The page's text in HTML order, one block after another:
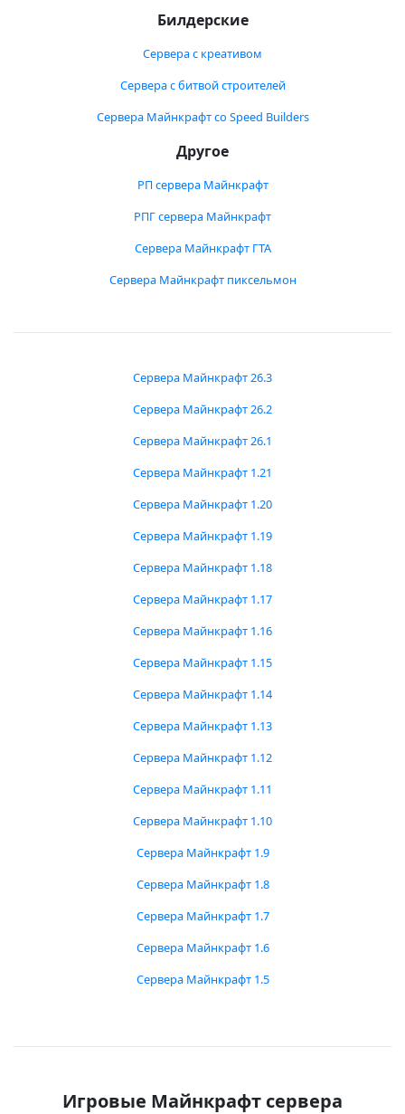
Билдерские
Сервера с креативом
Сервера с битвой строителей
Сервера Майнкрафт со Speed Builders
Другое
РП сервера Майнкрафт
РПГ сервера Майнкрафт
Сервера Майнкрафт ГТА
Сервера Майнкрафт пиксельмон
Сервера Майнкрафт 26.3
Сервера Майнкрафт 26.2
Сервера Майнкрафт 26.1
Сервера Майнкрафт 1.21
Сервера Майнкрафт 1.20
Сервера Майнкрафт 1.19
Сервера Майнкрафт 1.18
Сервера Майнкрафт 1.17
Сервера Майнкрафт 1.16
Сервера Майнкрафт 1.15
Сервера Майнкрафт 1.14
Сервера Майнкрафт 1.13
Сервера Майнкрафт 1.12
Сервера Майнкрафт 1.11
Сервера Майнкрафт 1.10
Сервера Майнкрафт 1.9
Сервера Майнкрафт 1.8
Сервера Майнкрафт 1.7
Сервера Майнкрафт 1.6
Сервера Майнкрафт 1.5
Игровые Майнкрафт сервера